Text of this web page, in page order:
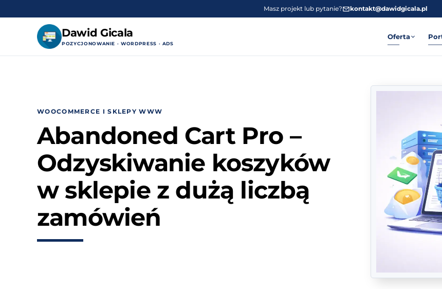
Masz projekt lub pytanie? kontakt@dawidgicala.pl
Dawid Gicala
POZYCJONOWANIE · WORDPRESS · ADS
Oferta
WOOCOMMERCE I SKLEPY WWW
Abandoned Cart Pro –
Odzyskiwanie koszyków
w sklepie z dużą liczbą
zamówień